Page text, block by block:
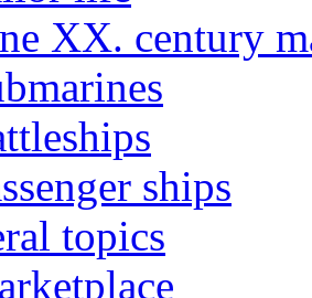
XX. century
ships
topics